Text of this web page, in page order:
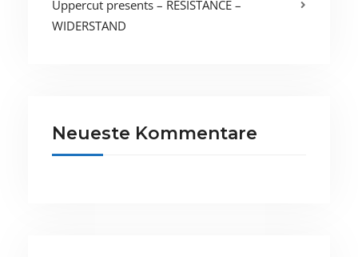
Uppercut presents – RÉSISTANCE –
WIDERSTAND
Neueste Kommentare